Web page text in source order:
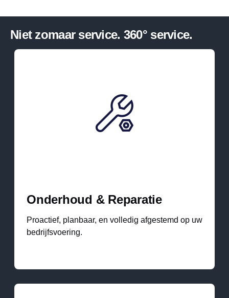
Niet zomaar service. 360° service.
Onderhoud & Reparatie
Proactief, planbaar, en volledig afgestemd op uw
bedrijfsvoering.